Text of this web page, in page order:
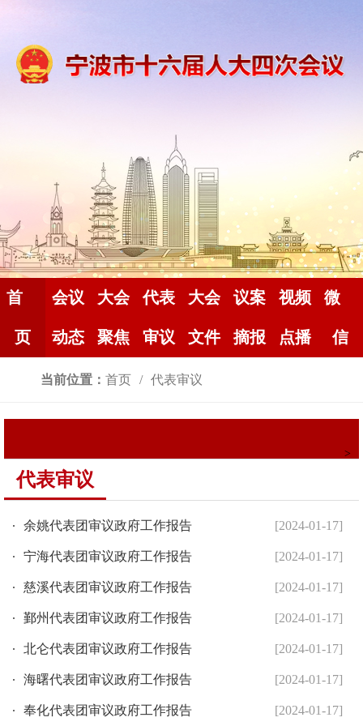
首
页
会议
动态
大会
聚焦
代表
审议
大会
文件
议案
摘报
视频
点播
微
信
当前位置： 首页 代表审议
>
代表审议
余姚代表团审议政府工作报告 [2024-01-17]
宁海代表团审议政府工作报告 [2024-01-17]
慈溪代表团审议政府工作报告 [2024-01-17]
鄞州代表团审议政府工作报告 [2024-01-17]
北仑代表团审议政府工作报告 [2024-01-17]
海曙代表团审议政府工作报告 [2024-01-17]
奉化代表团审议政府工作报告 [2024-01-17]